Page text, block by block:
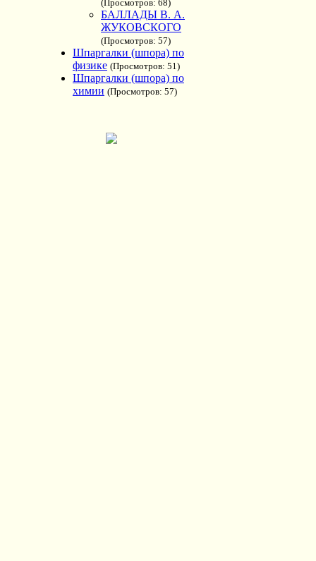
(Просмотров: 68)
БАЛЛАДЫ В. А.
ЖУКОВСКОГО
(Просмотров: 57)
Шпаргалки (шпора) по
физике (Просмотров: 51)
Шпаргалки (шпора) по
химии (Просмотров: 57)